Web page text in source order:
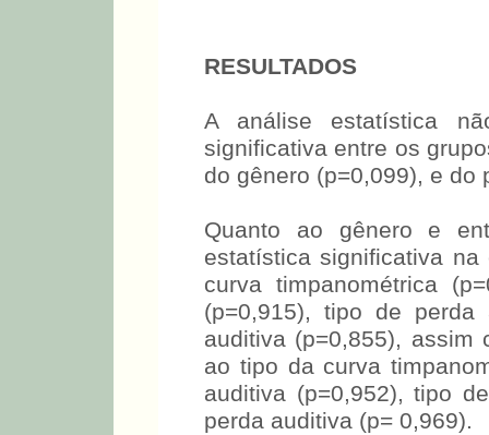
RESULTADOS
A análise estatística
significativa entre os
do gênero (p=0,099), e do
Quanto ao gênero e
estatística significativa
curva timpanométrica
(p=0,915), tipo de
auditiva (p=0,855), assim
ao tipo da curva
auditiva (p=0,952), tipo
perda auditiva (p= 0,969).